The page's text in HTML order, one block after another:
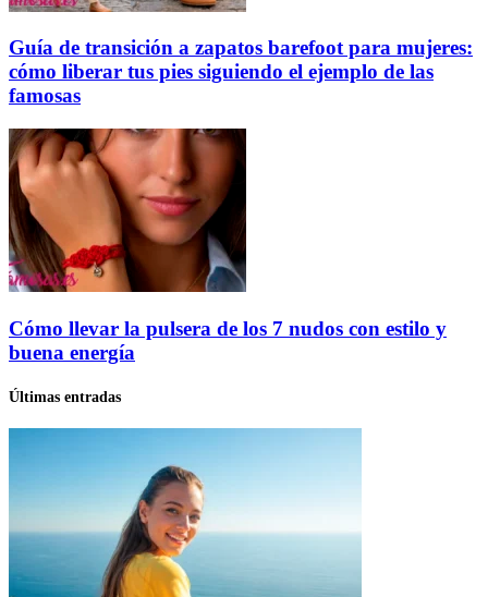
Guía de transición a zapatos barefoot para mujeres:
cómo liberar tus pies siguiendo el ejemplo de las
famosas
Cómo llevar la pulsera de los 7 nudos con estilo y
buena energía
Últimas entradas